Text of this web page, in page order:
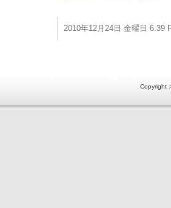
2010年12月24日 金曜日 6:39
Copyright